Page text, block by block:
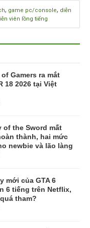
, game pc/console, diễn
viên lồng tiếng
Gamers ra mắt
18 2026 tại Việt
of the Sword mất
thành, hai mức
newbie và lão làng
mới của GTA 6
6 tiếng trên Netflix,
tham?